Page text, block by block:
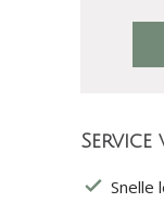
Service
Snelle